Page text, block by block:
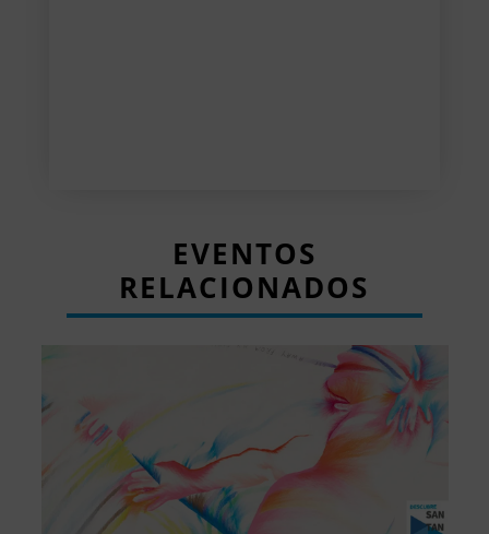
EVENTOS
RELACIONADOS